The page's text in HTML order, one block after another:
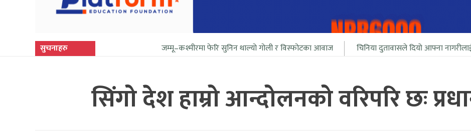
सुचनाहरु जम्मू–कश्मीरमा फेरि सुनिन थाल्यो गोली र विस्फोटका आवाज चिनिया दुतावासले दियो आफ्ना नागरीलाई भारत सिमा
सिंगो देश हाम्रो आन्दोलनको वरिपरि छः